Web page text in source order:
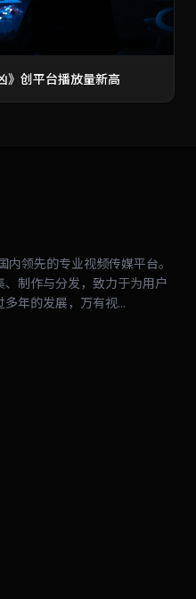
》创平台播放量新高
领先的专业视频传媒平台。
制作与分发，致力于为用户
年的发展，万有视...